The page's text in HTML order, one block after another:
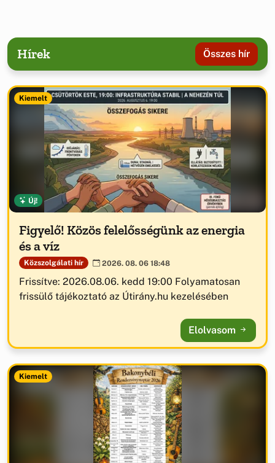
Hírek Összes hír
Kiemelt
Új!
Figyelő! Közös felelősségünk az energia
és a víz
Közszolgálati hír 2026. 08. 06 18:48
Frissítve: 2026.08.06. kedd 19:00 Folyamatosan
frissülő tájékoztató az Útirány.hu kezelésében
Elolvasom
Kiemelt